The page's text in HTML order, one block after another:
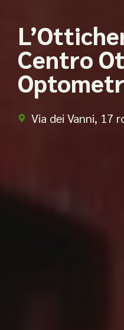
Centro
Via dei Vanni, 17